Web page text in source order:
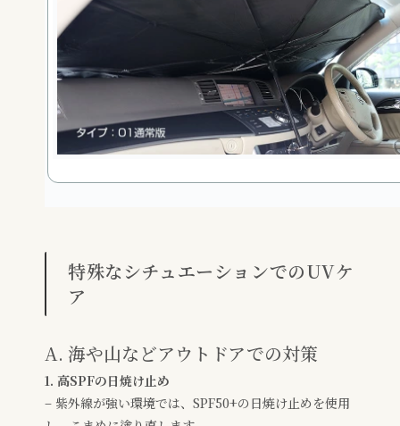
特殊なシチュエーションでのUVケ
ア
A. 海や山などアウトドアでの対策
1. 高SPFの日焼け止め
– 紫外線が強い環境では、SPF50+の日焼け止めを使用